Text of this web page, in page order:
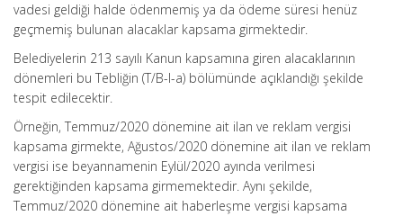
vadesi geldiği halde ödenmemiş ya da ödeme süresi henüz
geçmemiş bulunan alacaklar kapsama girmektedir.
Belediyelerin 213 sayılı Kanun kapsamına giren alacaklarının
dönemleri bu Tebliğin (T/B-l-a) bölümünde açıklandığı şekilde
tespit edilecektir.
Örneğin, Temmuz/2020 dönemine ait ilan ve reklam vergisi
kapsama girmekte, Ağustos/2020 dönemine ait ilan ve reklam
vergisi ise beyannamenin Eylül/2020 ayında verilmesi
gerektiğinden kapsama girmemektedir. Aynı şekilde,
Temmuz/2020 dönemine ait haberleşme vergisi kapsama